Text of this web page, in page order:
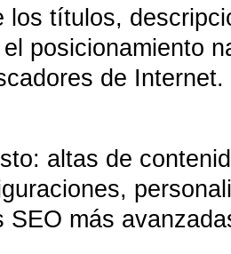
los títulos,
posicionamiento
de Internet.
: altas de
SEO más